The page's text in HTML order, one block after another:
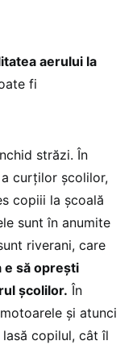
aerului la
fi
străzi. În
curților școlilor,
copiii la școală
sunt în anumite
riverani, care
e să oprești
școlilor. În
și atunci
copilul, cât îl